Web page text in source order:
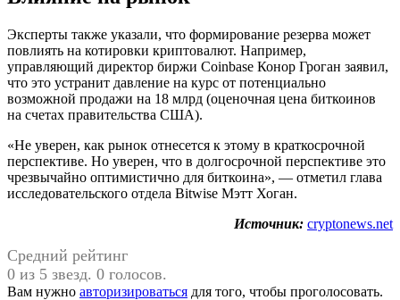
Эксперты также указали, что формирование резерва может
повлиять на котировки криптовалют. Например,
управляющий директор биржи Coinbase Конор Гроган заявил,
что это устранит давление на курс от потенциально
возможной продажи на 18 млрд (оценочная цена биткоинов
на счетах правительства США).
«Не уверен, как рынок отнесется к этому в краткосрочной
перспективе. Но уверен, что в долгосрочной перспективе это
чрезвычайно оптимистично для биткоина», — отметил глава
исследовательского отдела Bitwise Мэтт Хоган.
Источник: cryptonews.net
Средний рейтинг
0 из 5 звезд. 0 голосов.
Вам нужно авторизироваться для того, чтобы проголосовать.